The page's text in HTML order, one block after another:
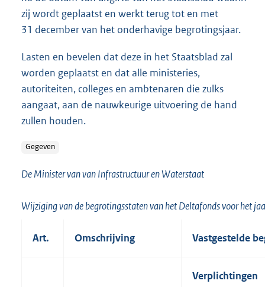
zij wordt geplaatst en werkt terug tot en met
31 december van het onderhavige begrotingsjaar.
Lasten en bevelen dat deze in het Staatsblad zal
worden geplaatst en dat alle ministeries,
autoriteiten, colleges en ambtenaren die zulks
aangaat, aan de nauwkeurige uitvoering de hand
zullen houden.
Gegeven
De Minister van van Infrastructuur en Waterstaat
Wijziging van de begrotingsstaten van het Deltafonds voor het
Art. Omschrijving Vastgestelde
Verplichtingen